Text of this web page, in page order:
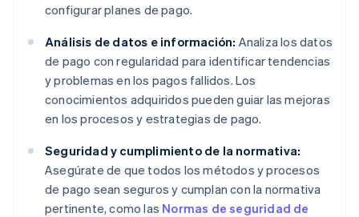
configurar planes de pago.
Análisis de datos e información: Analiza los datos
de pago con regularidad para identificar tendencias
y problemas en los pagos fallidos. Los
conocimientos adquiridos pueden guiar las mejoras
en los procesos y estrategias de pago.
Seguridad y cumplimiento de la normativa:
Asegúrate de que todos los métodos y procesos
de pago sean seguros y cumplan con la normativa
pertinente, como las Normas de seguridad de